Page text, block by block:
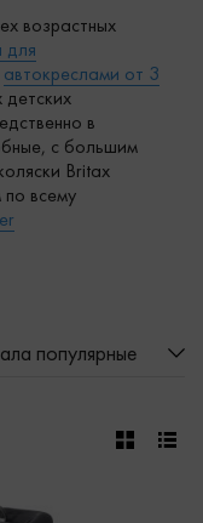
возрастных
для
автокреслами от 3
детских
в
с большим
Britax
всему
популярные